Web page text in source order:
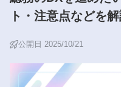
ト・注意点などを
公開日 2025/10/21